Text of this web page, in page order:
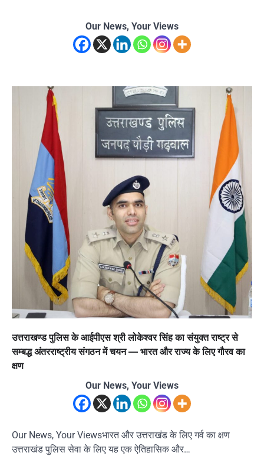
Our News, Your Views
उत्तराखण्ड पुलिस के आईपीएस श्री लोकेश्वर सिंह का संयुक्त राष्ट्र से
सम्बद्ध अंतरराष्ट्रीय संगठन में चयन — भारत और राज्य के लिए गौरव का
क्षण
Our News, Your Views
Our News, Your Viewsभारत और उत्तराखंड के लिए गर्व का क्षण
उत्तराखंड पुलिस सेवा के लिए यह एक ऐतिहासिक और…